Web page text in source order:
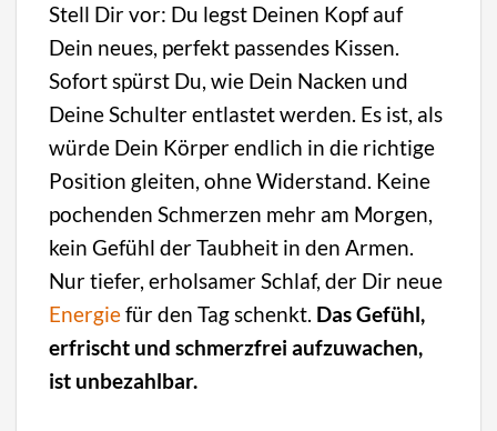
Stell Dir vor: Du legst Deinen Kopf auf
Dein neues, perfekt passendes Kissen.
Sofort spürst Du, wie Dein Nacken und
Deine Schulter entlastet werden. Es ist, als
würde Dein Körper endlich in die richtige
Position gleiten, ohne Widerstand. Keine
pochenden Schmerzen mehr am Morgen,
kein Gefühl der Taubheit in den Armen.
Nur tiefer, erholsamer Schlaf, der Dir neue
Energiefür den Tag schenkt. Das Gefühl,
erfrischt und schmerzfrei aufzuwachen,
ist unbezahlbar.